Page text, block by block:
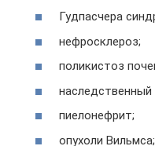
Гудпасчера
нефросклероз;
поликистоз
наследственный
пиелонефрит;
опухоли Вильмса;